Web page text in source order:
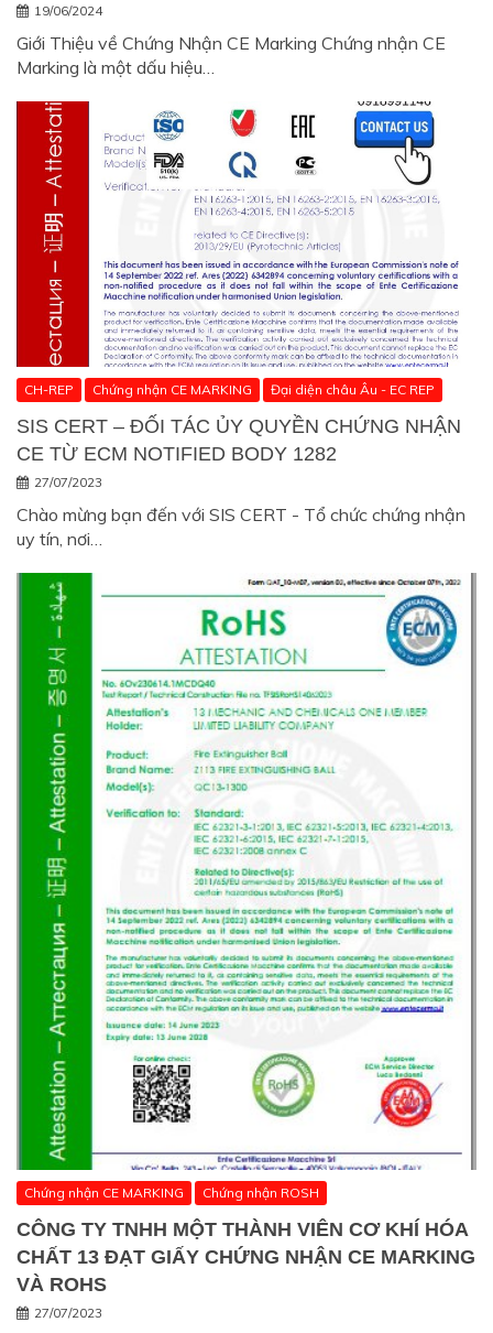
19/06/2024
Giới Thiệu về Chứng Nhận CE Marking Chứng nhận CE
Marking là một dấu hiệu…
CH-REP Chứng nhận CE MARKING Đại diện châu Âu - EC REP
SIS CERT – ĐỐI TÁC ỦY QUYỀN CHỨNG NHẬN
CE TỪ ECM NOTIFIED BODY 1282
27/07/2023
Chào mừng bạn đến với SIS CERT - Tổ chức chứng nhận
uy tín, nơi…
Chứng nhận CE MARKING Chứng nhận ROSH
CÔNG TY TNHH MỘT THÀNH VIÊN CƠ KHÍ HÓA
CHẤT 13 ĐẠT GIẤY CHỨNG NHẬN CE MARKING
VÀ ROHS
27/07/2023